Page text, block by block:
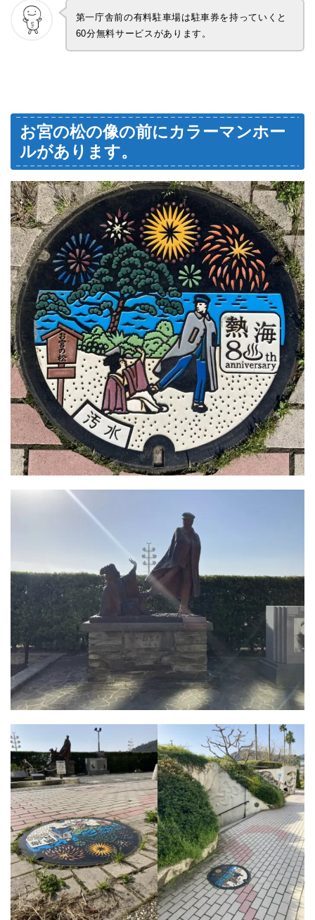
第一庁舎前の有料駐車場は駐車券を持っていくと
60分無料サービスがあります。
お宮の松の像の前にカラーマンホー
ルがあります。